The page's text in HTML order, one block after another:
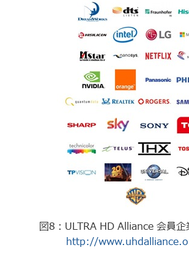
図8：ULTRA HD Alliance 会員企
http://